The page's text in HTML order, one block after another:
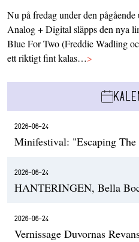
Nu på fredag under den
Analog + Digital släpps den nya
Blue For Two (Freddie Wadling
ett riktigt fint kalas…>
2026-06-24
Minifestival: "Escaping
2026-06-24
HANTERINGEN, Bella
2026-06-24
Vernissage Duvornas